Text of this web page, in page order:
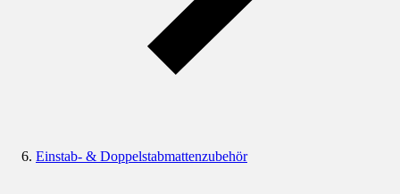
Einstab- & Doppelstabmattenzubehör